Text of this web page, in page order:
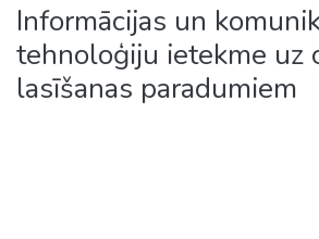
Informācijas un
tehnoloģiju ietekme uz
lasīšanas paradumiem